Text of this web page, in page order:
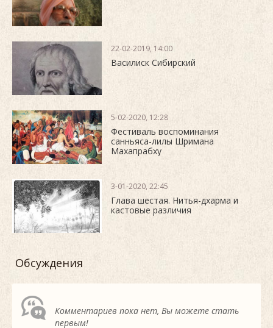
22-02-2019, 14:00
Василиск Сибирский
5-02-2020, 12:28
Фестиваль воспоминания
санньяса-лилы Шримана
Махапрабху
3-01-2020, 22:45
Глава шестая. Нитья-дхарма и
кастовые различия
Обсуждения
Комментариев пока нет, Вы можете стать
первым!